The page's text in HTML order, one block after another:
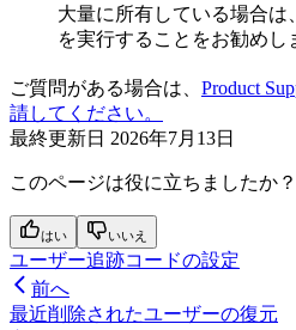
大量に所有している場合
を実行することをお勧めし
ご質問がある場合は、 Product
請してください。
最終更新日 2026年7月13日
このページは役に立ちましたか？
はい いいえ
ユーザー追跡コードの設定
前へ
最近削除されたユーザーの復元